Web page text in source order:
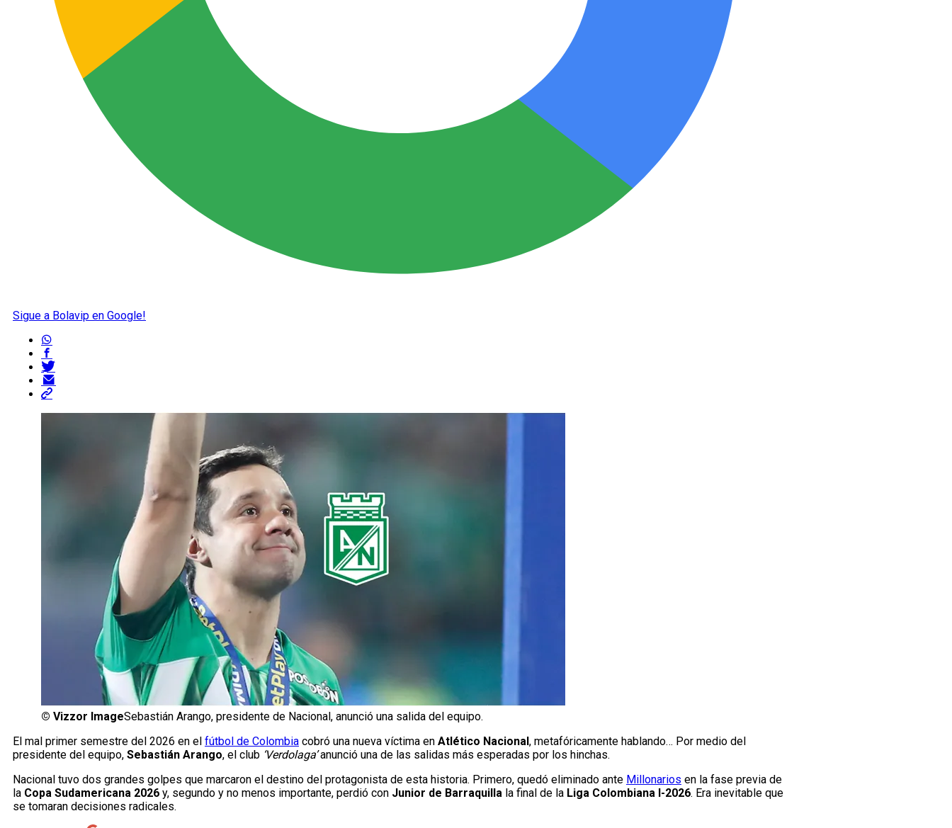
Sigue a Bolavip en Google!
© Vizzor ImageSebastián Arango, presidente de Nacional, anunció una salida del equipo.
El mal primer semestre del 2026 en el fútbol de Colombia cobró una nueva víctima en Atlético Nacional , metafóricamente hablando… Por medio del
presidente del equipo, Sebastián Arango, el club ‘Verdolaga’anunció una de las salidas más esperadas por los hinchas.
Nacional tuvo dos grandes golpes que marcaron el destino del protagonista de esta historia. Primero, quedó eliminado ante Millonarios en la fase previa de
la Copa Sudamericana 2026 y, segundo y no menos importante, perdió con Junior de Barraquilla la final de la Liga Colombiana I-2026. Era inevitable que
se tomaran decisiones radicales.